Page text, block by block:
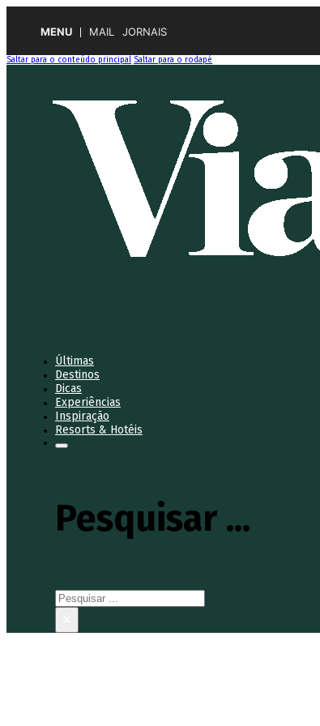
MENU MAIL JORNAIS
Saltar para o conteúdo principal Saltar para o rodapé
Últimas
Destinos
Dicas
Experiências
Inspiração
Resorts & Hotéis
Pesquisar ...
Pesquisar